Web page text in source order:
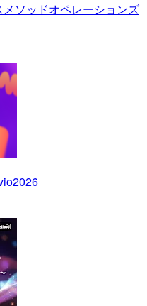
メソッドオペレーションズ